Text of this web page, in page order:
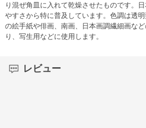
り混ぜ角皿に入れて乾燥させたものです。
やすさから特に普及しています。色調は透
の絵手紙や俳画、南画、日本画調繊細画な
り、写生用などに使用します。
レビュー